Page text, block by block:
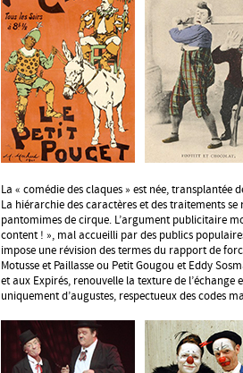
La « comédie des claques » est née, transplantée
La hiérarchie des caractères et des traitements
pantomimes de cirque. L’argument publicitaire
content ! », mal accueilli par des publics
impose une révision des termes du rapport de
Motusse et Paillasse ou Petit Gougou et Eddy
et aux Expirés, renouvelle la texture de
uniquement d’augustes, respectueux des codes